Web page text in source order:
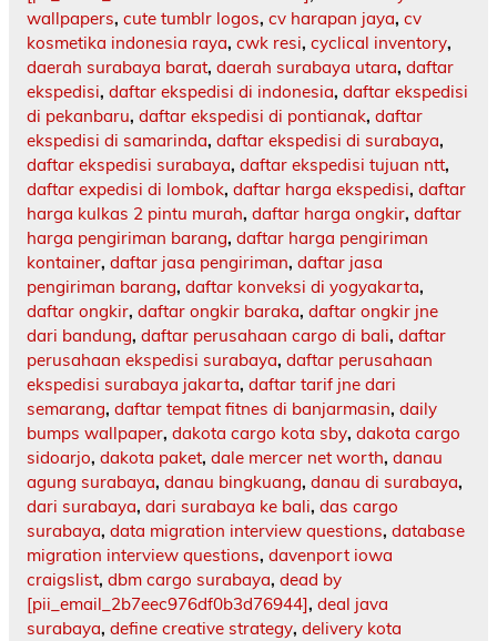
wallpapers, cute tumblr logos, cv harapan jaya, cv
kosmetika indonesia raya, cwk resi, cyclical inventory,
daerah surabaya barat, daerah surabaya utara, daftar
ekspedisi, daftar ekspedisi di indonesia, daftar ekspedisi
di pekanbaru, daftar ekspedisi di pontianak, daftar
ekspedisi di samarinda, daftar ekspedisi di surabaya,
daftar ekspedisi surabaya, daftar ekspedisi tujuan ntt,
daftar expedisi di lombok, daftar harga ekspedisi, daftar
harga kulkas 2 pintu murah, daftar harga ongkir, daftar
harga pengiriman barang, daftar harga pengiriman
kontainer, daftar jasa pengiriman, daftar jasa
pengiriman barang, daftar konveksi di yogyakarta,
daftar ongkir, daftar ongkir baraka, daftar ongkir jne
dari bandung, daftar perusahaan cargo di bali, daftar
perusahaan ekspedisi surabaya, daftar perusahaan
ekspedisi surabaya jakarta, daftar tarif jne dari
semarang, daftar tempat fitnes di banjarmasin, daily
bumps wallpaper, dakota cargo kota sby, dakota cargo
sidoarjo, dakota paket, dale mercer net worth, danau
agung surabaya, danau bingkuang, danau di surabaya,
dari surabaya, dari surabaya ke bali, das cargo
surabaya, data migration interview questions, database
migration interview questions, davenport iowa
craigslist, dbm cargo surabaya, dead by
[pii_email_2b7eec976df0b3d76944], deal java
surabaya, define creative strategy, delivery kota